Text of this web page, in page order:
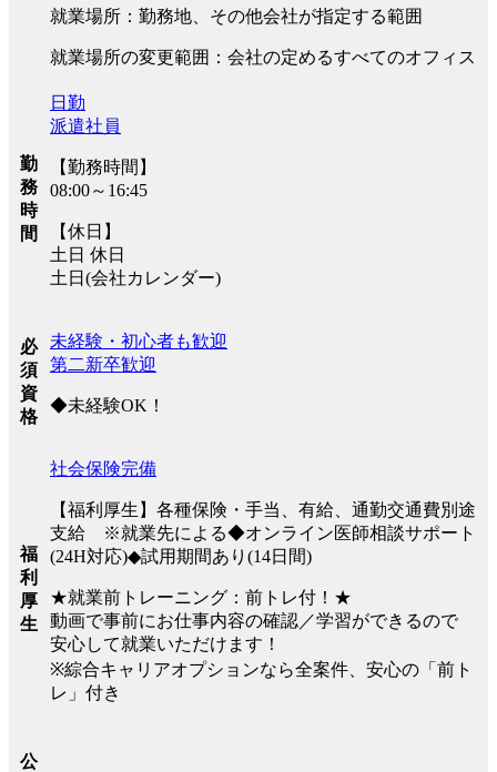
就業場所：勤務地、その他会社が指定する範囲
就業場所の変更範囲：会社の定めるすべてのオフィス
勤
務
時
間
日勤
派遣社員
【勤務時間】
08:00～16:45
【休日】
土日 休日
土日(会社カレンダー)
必
須
資
格
未経験・初心者も歓迎
第二新卒歓迎
◆未経験OK！
福
利
厚
生
社会保険完備
【福利厚生】各種保険・手当、有給、通勤交通費別途
支給 ※就業先による◆オンライン医師相談サポート
(24H対応)◆試用期間あり(14日間)
★就業前トレーニング：前トレ付！★
動画で事前にお仕事内容の確認／学習ができるので
安心して就業いただけます！
※綜合キャリアオプションなら全案件、安心の「前ト
レ」付き
公